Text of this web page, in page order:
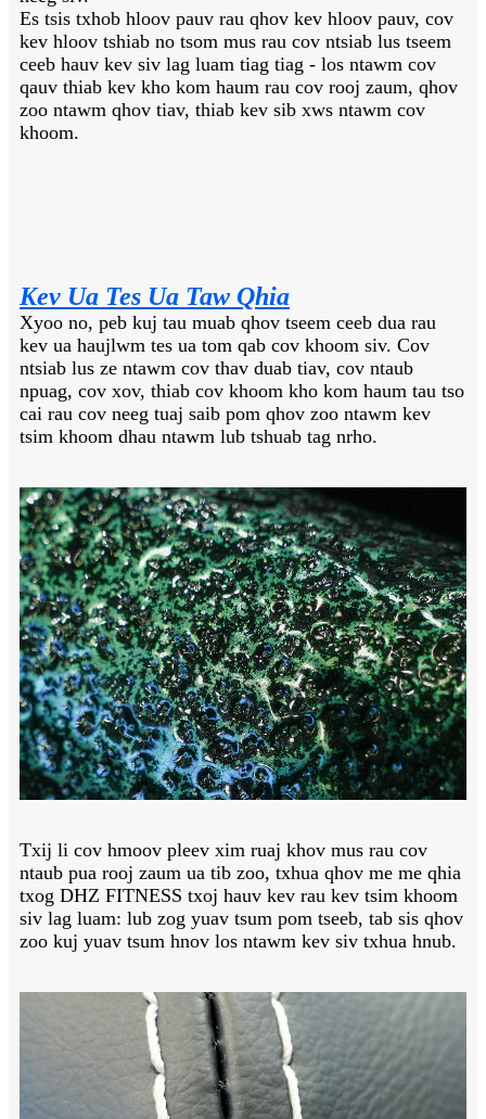
Es tsis txhob hloov pauv rau qhov kev hloov pauv, cov
kev hloov tshiab no tsom mus rau cov ntsiab lus tseem
ceeb hauv kev siv lag luam tiag tiag - los ntawm cov
qauv thiab kev kho kom haum rau cov rooj zaum, qhov
zoo ntawm qhov tiav, thiab kev sib xws ntawm cov
khoom.
Kev Ua Tes Ua Taw Qhia
Xyoo no, peb kuj tau muab qhov tseem ceeb dua rau
kev ua haujlwm tes ua tom qab cov khoom siv. Cov
ntsiab lus ze ntawm cov thav duab tiav, cov ntaub
npuag, cov xov, thiab cov khoom kho kom haum tau tso
cai rau cov neeg tuaj saib pom qhov zoo ntawm kev
tsim khoom dhau ntawm lub tshuab tag nrho.
Txij li cov hmoov pleev xim ruaj khov mus rau cov
ntaub pua rooj zaum ua tib zoo, txhua qhov me me qhia
txog DHZ FITNESS txoj hauv kev rau kev tsim khoom
siv lag luam: lub zog yuav tsum pom tseeb, tab sis qhov
zoo kuj yuav tsum hnov ​​​​​​los ntawm kev siv txhua hnub.